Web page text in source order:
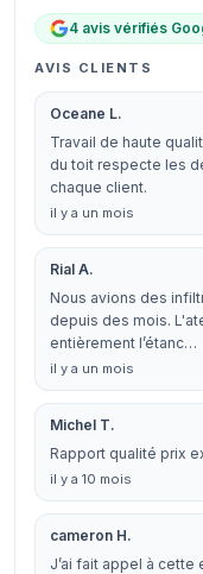
4 avis vérifiés
AVIS CLIENTS
Oceane L.
Travail de haute
du toit respecte les
chaque client.
il y a un mois
Rial A.
Nous avions des
depuis des mois.
entièrement l’étanc…
il y a un mois
Michel T.
Rapport qualité prix
il y a 10 mois
cameron H.
J’ai fait appel à